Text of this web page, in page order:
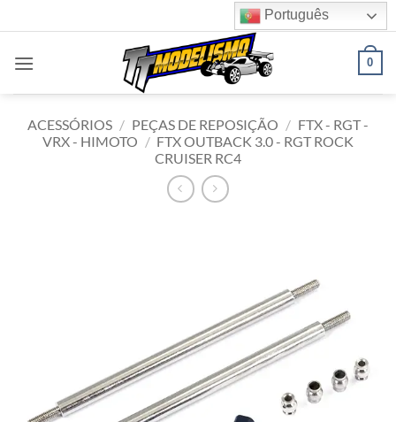
to
content
Português
0
ACESSÓRIOS / PEÇAS DE REPOSIÇÃO / FTX - RGT -
VRX - HIMOTO / FTX OUTBACK 3.0 - RGT ROCK
CRUISER RC4